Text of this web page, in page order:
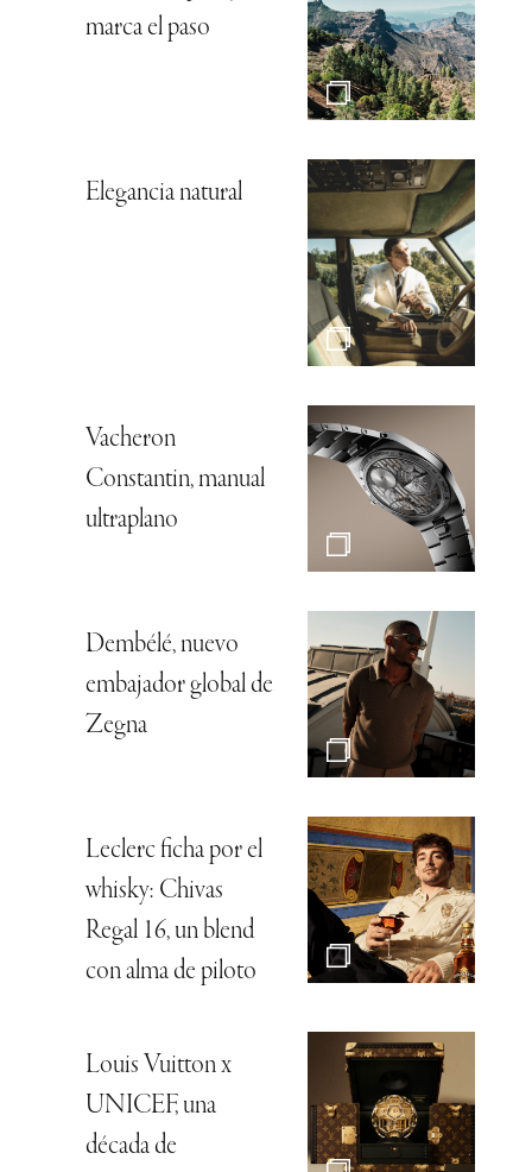
marca el paso
Elegancia natural
Vacheron
Constantin, manual
ultraplano
Dembélé, nuevo
embajador global de
Zegna
Leclerc ficha por el
whisky: Chivas
Regal 16, un blend
con alma de piloto
Louis Vuitton x
UNICEF, una
década de